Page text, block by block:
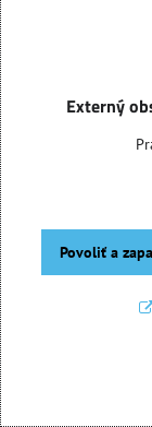
Externý
Povoliť a